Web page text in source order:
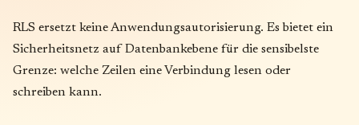
RLS ersetzt keine Anwendungsautorisierung. Es bietet ein
Sicherheitsnetz auf Datenbankebene für die sensibelste
Grenze: welche Zeilen eine Verbindung lesen oder
schreiben kann.